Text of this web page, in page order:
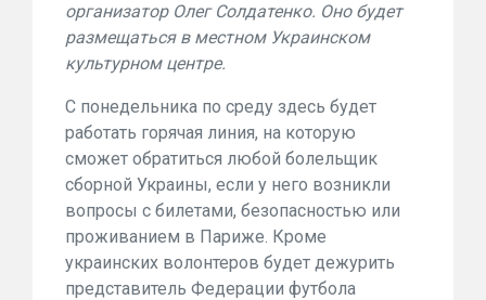
организатор Олег Солдатенко. Оно будет
размещаться в местном Украинском
культурном центре.
С понедельника по среду здесь будет
работать горячая линия, на которую
сможет обратиться любой болельщик
сборной Украины, если у него возникли
вопросы с билетами, безопасностью или
проживанием в Париже. Кроме
украинских волонтеров будет дежурить
представитель Федерации футбола